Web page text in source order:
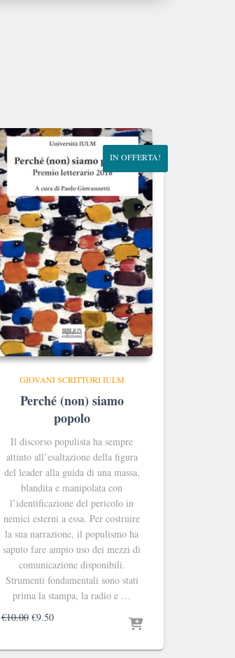
IN OFFERTA!
GIOVANI SCRITTORI IULM
Perché (non) siamo
popolo
Il discorso populista ha sempre
attinto all’esaltazione della figura
del leader alla guida di una massa,
blandita e manipolata con
l’identificazione del pericolo in
nemici esterni aessa. Per costruire
la sua narrazione, il populismo ha
saputo fare ampio uso dei mezzi di
comunicazione disponibili.
Strumenti fondamentali sono stati
prima la stampa, la radio e …
€10.00 Il
€9.50Il